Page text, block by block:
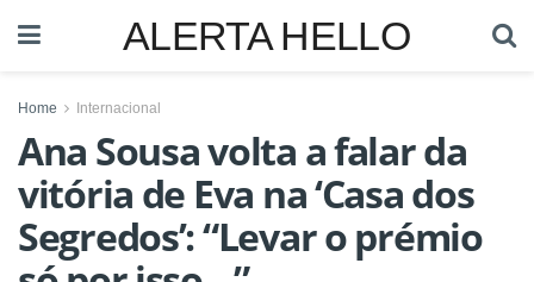
ALERTA HELLO
Home Internacional
Ana Sousa volta a falar da
vitória de Eva na ‘Casa dos
Segredos’: “Levar o prémio